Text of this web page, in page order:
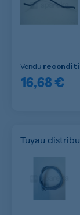
16,68 €
Vendu
Tuyau